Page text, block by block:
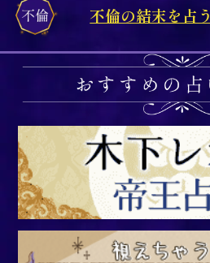
不倫の結末を占う